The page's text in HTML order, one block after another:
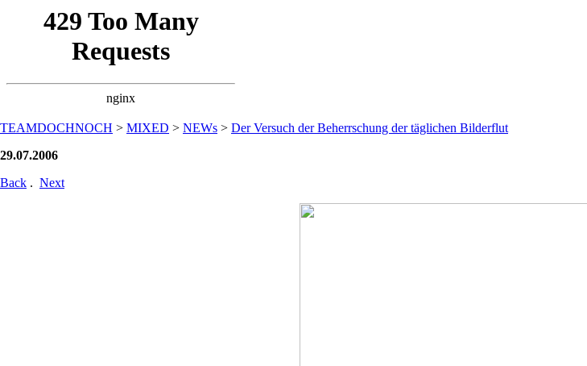
TEAMDOCHNOCH > MIXED > NEWs > Der Versuch der Beherrschung der täglichen Bilderflut
29.07.2006
Back . Next